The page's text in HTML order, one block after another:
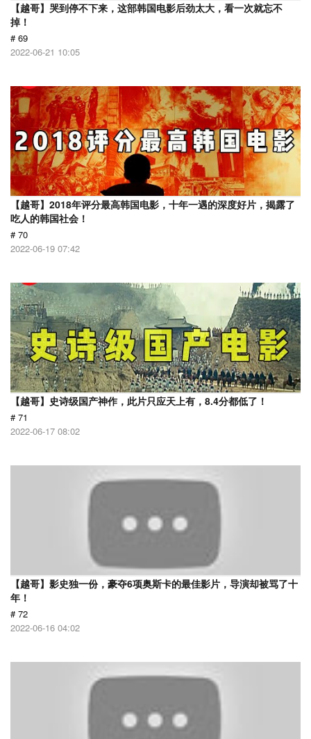
【越哥】哭到停不下来，这部韩国电影后劲太大，看一次就忘不
掉！
# 69
2022-06-21 10:05
【越哥】2018年评分最高韩国电影，十年一遇的深度好片，揭露了
吃人的韩国社会！
# 70
2022-06-19 07:42
【越哥】史诗级国产神作，此片只应天上有，8.4分都低了！
# 71
2022-06-17 08:02
【越哥】影史独一份，豪夺6项奥斯卡的最佳影片，导演却被骂了十
年！
# 72
2022-06-16 04:02